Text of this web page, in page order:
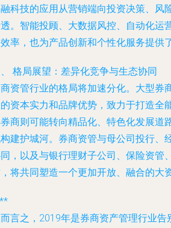
科技的应用从营销端向投资决策、风
。智能投顾、大数据风控、自动化运
率，也为产品创新和个性化服务提供
格局展望：差异化竞争与生态协同
资管行业的格局将加速分化。大型券
资本实力和品牌优势，致力于打造全
商则可能转向精品化、特色化发展道
建护城河。券商资管与母公司投行、
，以及与银行理财子公司、保险资管
将共同塑造一个更加开放、融合的大
言之，2019年是券商资产管理行业